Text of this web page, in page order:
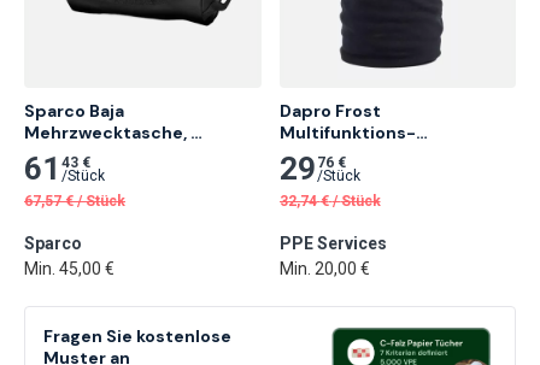
Fragen Sie kostenlose
Muster an
Sparco Baja
Mehrzwecktasche,
Schwarz
61 43 €
/Stück
67,57 € /Stück
Sparco
Min. 45,00 €
Dapro Frost
Multifunktions-
Halswärmer, Ölschwarz
29 76 €
/Stück
32,74 € /Stück
PPE Services
Min. 20,00 €